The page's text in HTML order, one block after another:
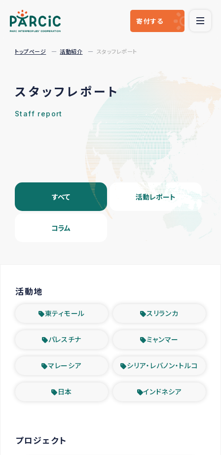
寄付する
トップページ 活動紹介 スタッフレポート
スタッフレポート
Staff report
すべて 活動レポート
コラム
活動地
東ティモール スリランカ
パレスチナ ミャンマー
マレーシア シリア・レバノン・トルコ
日本 インドネシア
プロジェクト